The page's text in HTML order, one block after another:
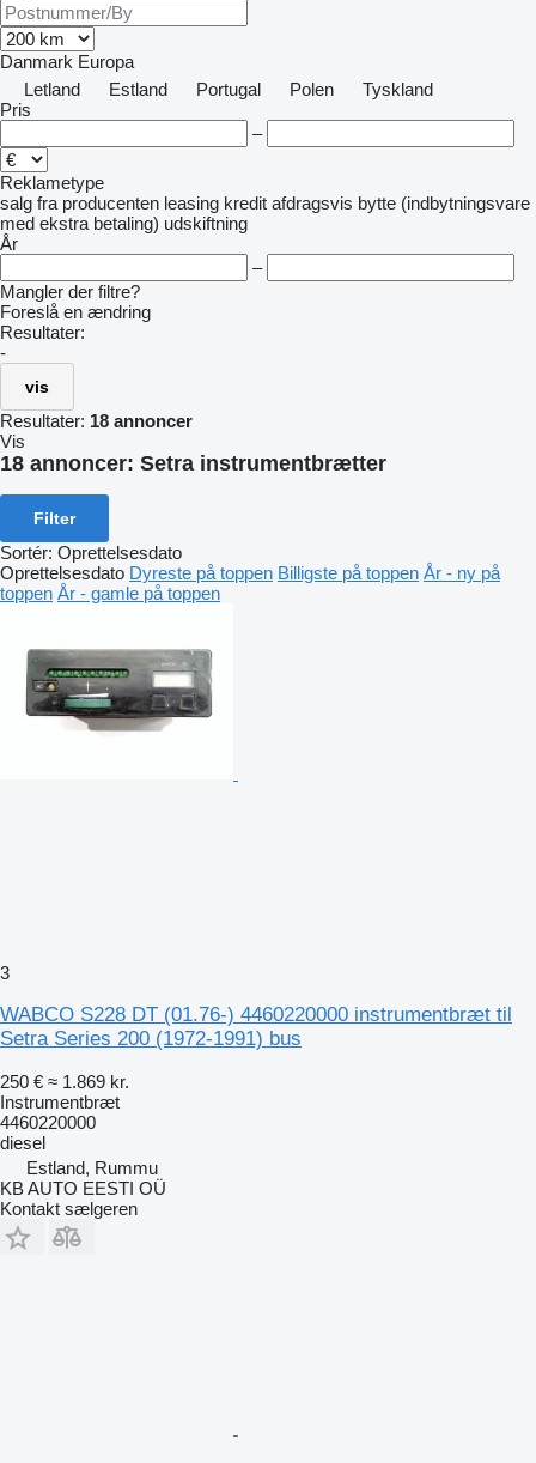
Danmark Europa
Letland
Estland Portugal Polen
Tyskland
Pris
–
Reklametype
salg fra producenten leasing kredit afdragsvis bytte (indbytningsvare
med ekstra betaling) udskiftning
År
–
Mangler der filtre?
Foreslå en ændring
Resultater:
-
vis
Resultater: 18 annoncer
Vis
18 annoncer: Setra instrumentbrætter
Filter
Sortér: Oprettelsesdato
Oprettelsesdato Dyreste på toppen Billigste på toppen År - ny på
toppen År - gamle på toppen
3
WABCO S228 DT (01.76-) 4460220000 instrumentbræt til
Setra Series 200 (1972-1991) bus
250 € ≈ 1.869 kr.
Instrumentbræt
4460220000
diesel
Estland, Rummu
KB AUTO EESTI OÜ
Kontakt sælgeren